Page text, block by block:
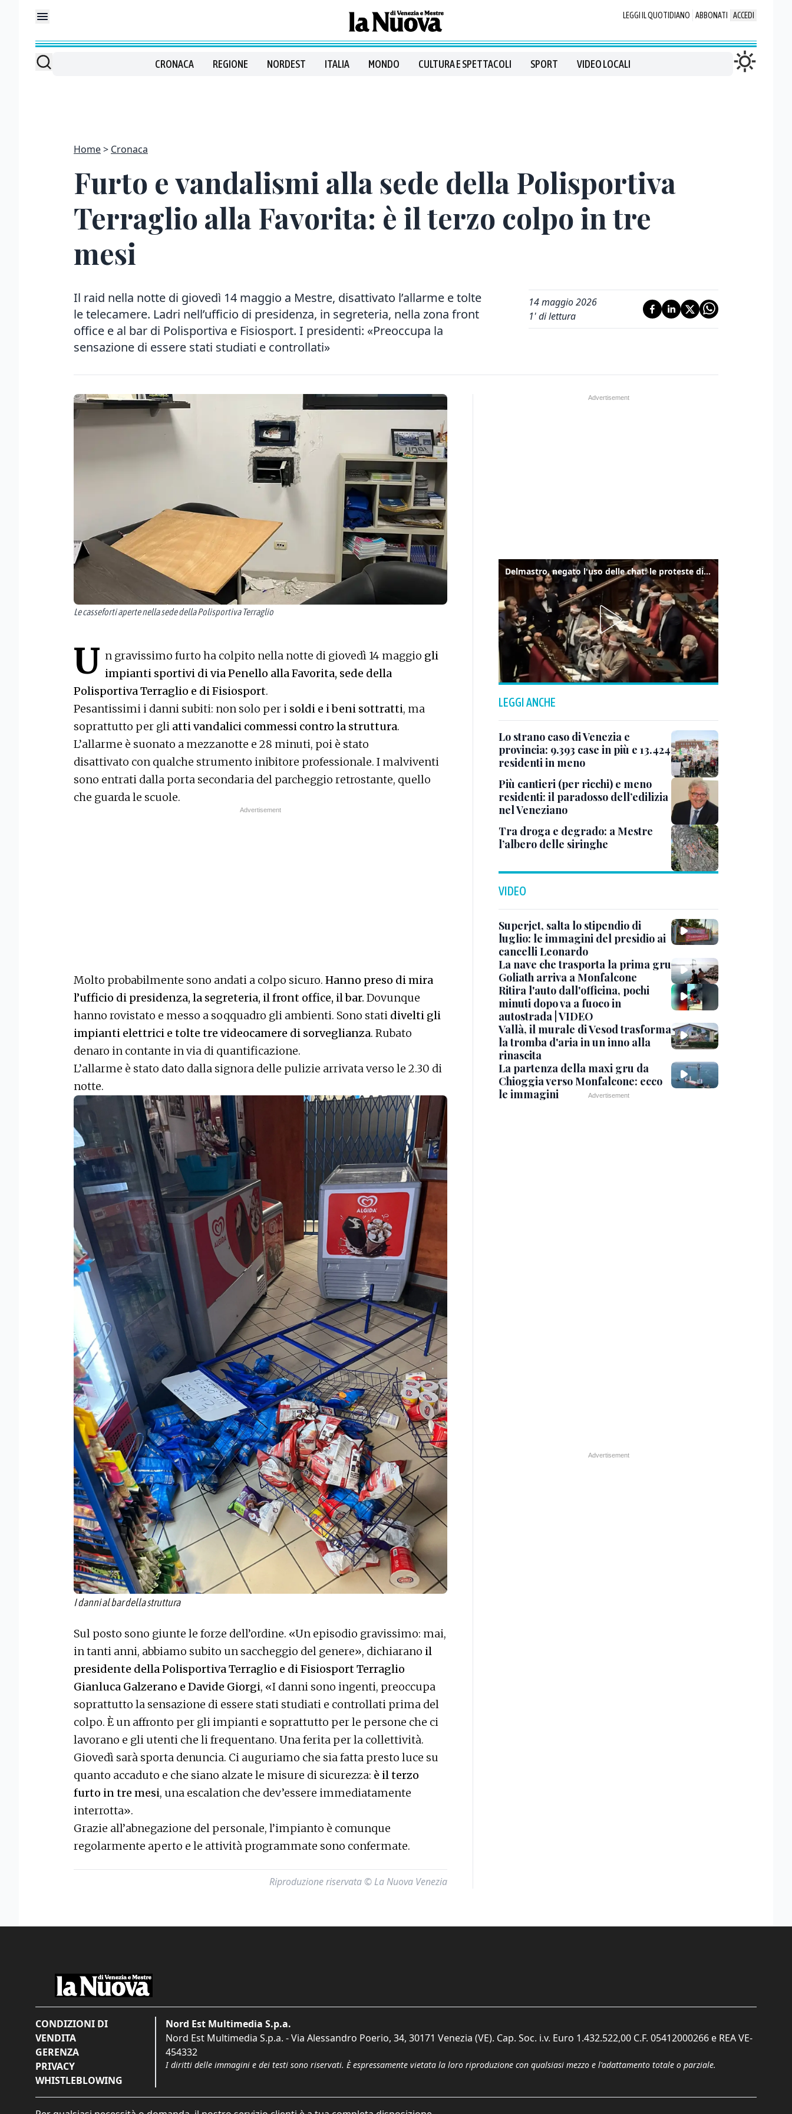
LEGGI IL QUOTIDIANO ABBONATI ACCEDI
CRONACA REGIONE NORDEST ITALIA MONDO CULTURA E SPETTACOLI SPORT VIDEO LOCALI
Home Cronaca
Furto e vandalismi alla sede della Polisportiva
Terraglio alla Favorita: è il terzo colpo in tre
mesi
Il raid nella notte di giovedì 14 maggio a Mestre, disattivato l’allarme e tolte
le telecamere. Ladri nell’ufficio di presidenza, in segreteria, nella zona front
office e al bar di Polisportiva e Fisiosport. I presidenti: «Preoccupa la
sensazione di essere stati studiati e controllati»
14 maggio 2026
1' di lettura
Le casseforti aperte nella sede della Polisportiva Terraglio
U n gravissimo furto ha colpito nella notte di giovedì 14 maggio gli
impianti sportivi di via Penello alla Favorita, sede della
Polisportiva Terraglio e di Fisiosport.
Pesantissimi i danni subiti: non solo per i soldi e i beni sottratti, ma
soprattutto per gli atti vandalici commessi contro la struttura.
L’allarme è suonato a mezzanotte e 28 minuti, poi è stato
disattivato con qualche strumento inibitore professionale. I malviventi
sono entrati dalla porta secondaria del parcheggio retrostante, quello
che guarda le scuole.
Molto probabilmente sono andati a colpo sicuro. Hanno preso di mira
l’ufficio di presidenza, la segreteria, il front office, il bar. Dovunque
hanno rovistato e messo a soqquadro gli ambienti. Sono stati divelti gli
impianti elettrici e tolte tre videocamere di sorveglianza. Rubato
denaro in contante in via di quantificazione.
L’allarme è stato dato dalla signora delle pulizie arrivata verso le 2.30 di
notte.
I danni al bar della struttura
Sul posto sono giunte le forze dell’ordine. «Un episodio gravissimo: mai,
in tanti anni, abbiamo subito un saccheggio del genere», dichiarano il
presidente della Polisportiva Terraglio e di Fisiosport Terraglio
Gianluca Galzerano e Davide Giorgi, «I danni sono ingenti, preoccupa
soprattutto la sensazione di essere stati studiati e controllati prima del
colpo. È un affronto per gli impianti e soprattutto per le persone che ci
lavorano e gli utenti che li frequentano. Una ferita per la collettività.
Giovedì sarà sporta denuncia. Ci auguriamo che sia fatta presto luce su
quanto accaduto e che siano alzate le misure di sicurezza: è il terzo
furto in tre mesi, una escalation che dev’essere immediatamente
interrotta».
Grazie all’abnegazione del personale, l’impianto è comunque
regolarmente aperto e le attività programmate sono confermate.
Riproduzione riservata © La Nuova Venezia
Delmastro, negato l'uso delle chat: le proteste di Avs e M5s
LEGGI ANCHE
Lo strano caso di Venezia e
provincia: 9.393 case in più e 13.424
residenti in meno
Più cantieri (per ricchi) e meno
residenti: il paradosso dell’edilizia
nel Veneziano
Tra droga e degrado: a Mestre
l’albero delle siringhe
VIDEO
Superjet, salta lo stipendio di
luglio: le immagini del presidio ai
cancelli Leonardo
La nave che trasporta la prima gru
Goliath arriva a Monfalcone
Ritira l'auto dall'officina, pochi
minuti dopo va a fuoco in
autostrada | VIDEO
Vallà, il murale di Vesod trasforma
la tromba d'aria in un inno alla
rinascita
La partenza della maxi gru da
Chioggia verso Monfalcone: ecco
le immagini
CONDIZIONI DI
VENDITA
GERENZA
PRIVACY
WHISTLEBLOWING
Nord Est Multimedia S.p.a.
Nord Est Multimedia S.p.a. - Via Alessandro Poerio, 34, 30171 Venezia (VE). Cap. Soc. i.v. Euro 1.432.522,00 C.F. 05412000266 e REA VE-
454332
I diritti delle immagini e dei testi sono riservati. È espressamente vietata la loro riproduzione con qualsiasi mezzo e l'adattamento totale o parziale.